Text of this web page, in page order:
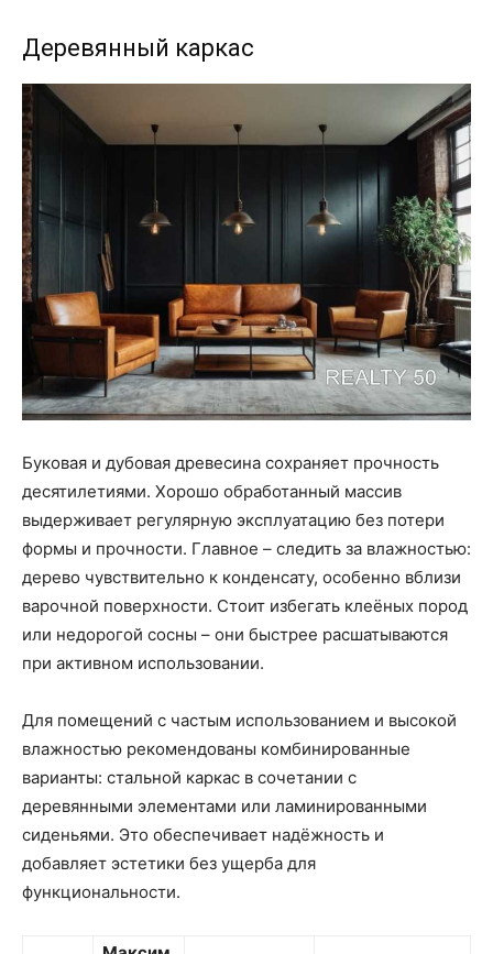
Деревянный каркас
Буковая и дубовая древесина сохраняет прочность
десятилетиями. Хорошо обработанный массив
выдерживает регулярную эксплуатацию без потери
формы и прочности. Главное – следить за влажностью:
дерево чувствительно к конденсату, особенно вблизи
варочной поверхности. Стоит избегать клеёных пород
или недорогой сосны – они быстрее расшатываются
при активном использовании.
Для помещений с частым использованием и высокой
влажностью рекомендованы комбинированные
варианты: стальной каркас в сочетании с
деревянными элементами или ламинированными
сиденьями. Это обеспечивает надёжность и
добавляет эстетики без ущерба для
функциональности.